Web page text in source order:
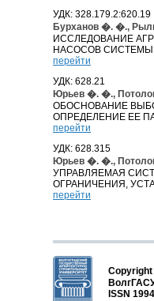
УДК: 328.179.2:620.19
Бурханов �. �.,
ИССЛЕДОВАНИЕ
НАСОСОВ
перейти
УДК: 628.21
Юрьев �. �.,
ОБОСНОВАНИЕ
ОПРЕДЕЛЕНИЕ ЕЕ
перейти
УДК: 628.315
Юрьев �. �.,
УПРАВЛЯЕМАЯ
ОГРАНИЧЕНИЯ,
перейти
Copyright
ISSN